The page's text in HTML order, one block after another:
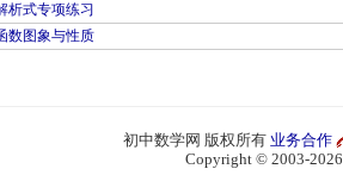
析式专项练习
数图象与性质
初中数学网 版权所有 业务合作
Copyright © 2003-2026